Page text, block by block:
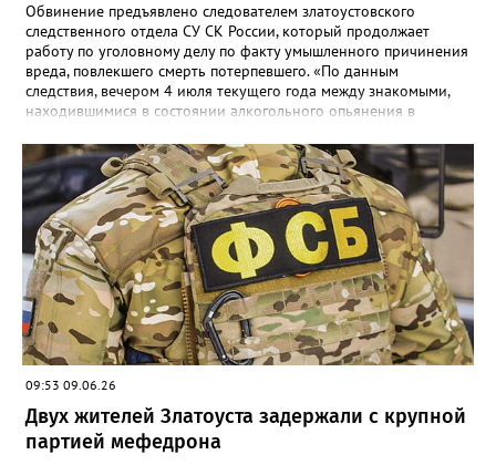
Обвинение предъявлено следователем златоустовского
следственного отдела СУ СК России, который продолжает
работу по уголовному делу по факту умышленного причинения
вреда, повлекшего смерть потерпевшего. «По данным
следствия, вечером 4 июля текущего года между знакомыми,
находившимися в состоянии алкогольного опьянения в
произошёл конфликт, в ходе которого обвиняемый нанёс не
менее двух ударов ножом в область бедра 35-летнего
потерпевшего. Смерть мужчины наступила от полученных
телесных повреждений на месте происшествия», - сообщили в
СК. Агрессора при попытке скрыться задержали сотрудники
отдельной роты патрульно-постовой службы. Сейчас назначен
комплекс судебных экспертиз, следствие планирует просить
суд заключить фигуранта уголовного дела под стражу.
09:53 09.06.26
Двух жителей Златоуста задержали с крупной
партией мефедрона